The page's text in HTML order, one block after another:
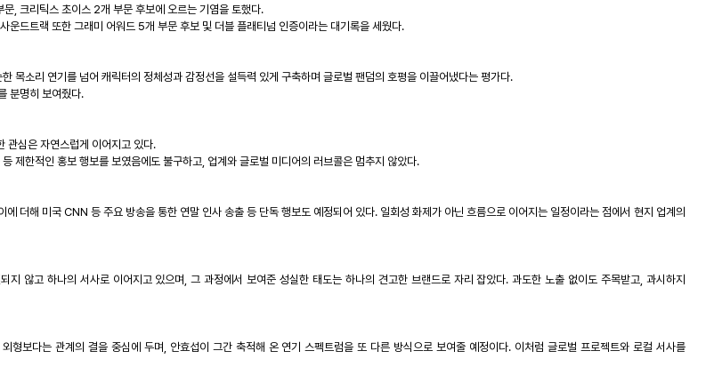
문 크리틱스 초이스 2개 부문 후보에 오르는 기염을 토했다.
운드트랙 또한 그래미 어워드 5개 부문 후보 및 더블 플래티넘 인증이라는 대기록을 세웠다.
한 목소리 연기를 넘어 캐릭터의 정체성과 감정선을 설득력 있게 구축하며 글로벌 팬덤의 호평을 이끌어냈다는 평가다.
분명히 보여줬다.
관심은 자연스럽게 이어지고 있다.
제한적인 홍보 행보를 보였음에도 불구하고 업계와 글로벌 미디어의 러브콜은 멈추지 않았다.
에 더해 미국CNN 등 주요 방송을 통한 연말 인사 송출 등 단독 행보도 예정되어 있다. 일회성 화제가 아닌 흐름으로 이어지는 일정이라는 점에서 현지 업계의
지 않고 하나의 서사로 이어지고 있으며 ,그 과정에서 보여준 성실한 태도는 하나의 견고한 브랜드로 자리 잡았다.과도한 노출 없이도 주목받고 과시하지
형보다는 관계의 결을 중심에 두며 안효섭이 그간 축적해 온 연기 스펙트럼을 또 다른 방식으로 보여줄 예정이다. 이처럼 글로벌 프로젝트와 로컬 서사를